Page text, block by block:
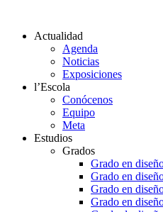
Actualidad
Agenda
Noticias
Exposiciones
l’Escola
Conócenos
Equipo
Meta
Estudios
Grados
Grado en
Grado en
Grado en
Grado en